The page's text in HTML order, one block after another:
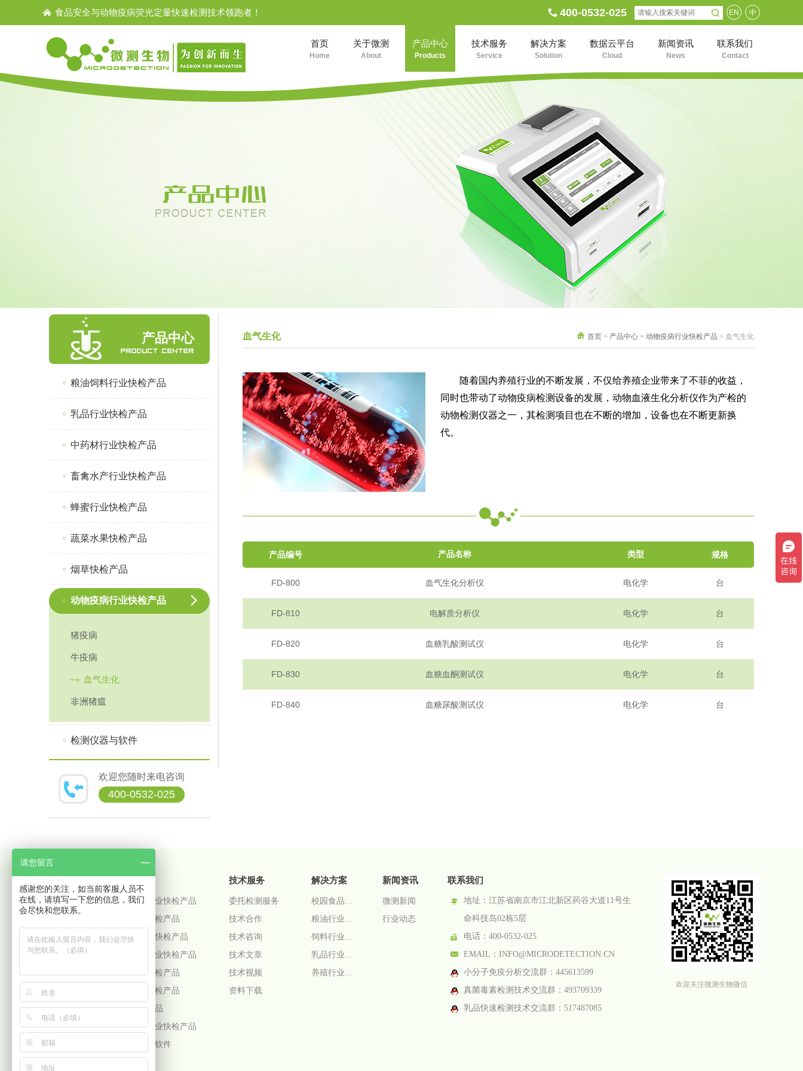
食品安全与动物疫病荧光定量快速检测技术领跑者！ EN 中
400-0532-025
首页
Home
关于微测
About
产品中心
Products
技术服务
Service
解决方案
Solution
数据云平台
Cloud
新闻资讯
News
联系我们
Contact
产品中心
粮油饲料行业快检产品
乳品行业快检产品
中药材行业快检产品
畜禽水产行业快检产品
蜂蜜行业快检产品
蔬菜水果快检产品
烟草快检产品
动物疫病行业快检产品
猪疫病
牛疫病
血气生化
非洲猪瘟
检测仪器与软件
欢迎您随时来电咨询
400-0532-025
血气生化 首页 > 产品中心 > 动物疫病行业快检产品 > 血气生化
随着国内养殖行业的不断发展，不仅给养殖企业带来了不菲的收益，
同时也带动了动物疫病检测设备的发展，动物血液生化分析仪作为产检的
动物检测仪器之一，其检测项目也在不断的增加，设备也在不断更新换
代。
产品编号 产品名称 类型 规格
FD-800 血气生化分析仪 电化学 台
FD-810 电解质分析仪 电化学 台
FD-820 血糖乳酸测试仪 电化学 台
FD-830 血糖血酮测试仪 电化学 台
FD-840 血糖尿酸测试仪 电化学 台
微测简介
发展历程
资质证书
招商代理
人才招聘
公司视频
粮油饲料行业快检产品
乳品行业快检产品
中药材行业快检产品
畜禽水产行业快检产品
蜂蜜行业快检产品
蔬菜水果快检产品
烟草快检产品
动物疫病行业快检产品
检测仪器与软件
技术服务
委托检测服务
技术合作
技术咨询
技术文章
技术视频
资料下载
解决方案
校园食品安全智慧监管系统
粮油行业检测解决方案
饲料行业检测解决方案
乳品行业检测解决方案
养殖行业检测解决方案
新闻资讯
微测新闻
行业动态
联系我们
地址： 江苏省南京市江北新区药谷大道11号生
命科技岛02栋5层
电话：400-0532-025
EMAIL：INFO@MICRODETECTION.CN
小分子免疫分析交流群：445613599
真菌毒素检测技术交流群：493709339
乳品快速检测技术交流群：517487085
欢迎关注微测生物微信
请您留言
感谢您的关注，如当前客服人员不
在线，请填写一下您的信息，我们
会尽快和您联系。